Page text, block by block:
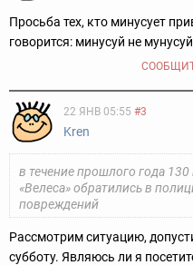
Просьба тех, кто минусует
говорится: минусуй не
22 ЯНВ 05:55 #3
Kren
в течение прошлого года 130
«Велеса» обратились в
повреждений
Рассмотрим ситуацию,
субботу. Являюсь ли я